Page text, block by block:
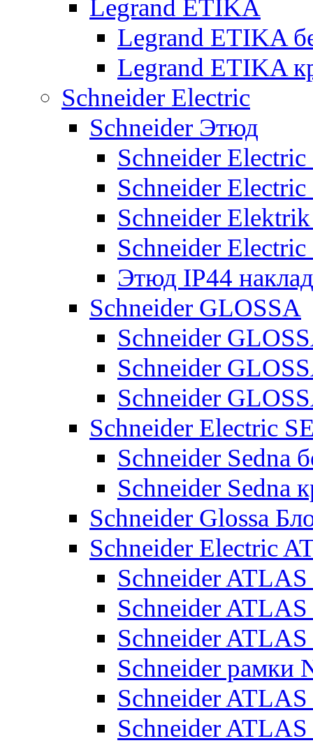
Legrand ETIKA
Legrand ETIKA
Legrand ETIKA
Schneider Electric
Schneider Этюд
Schneider
Schneider
Schneider
Schneider
Этюд IP44
Schneider GLOSSA
Schneider
Schneider
Schneider
Schneider Electric
Schneider Sedna
Schneider Sedna
Schneider Glossa
Schneider Electric
Schneider
Schneider
Schneider
Schneider рамки
Schneider
Schneider